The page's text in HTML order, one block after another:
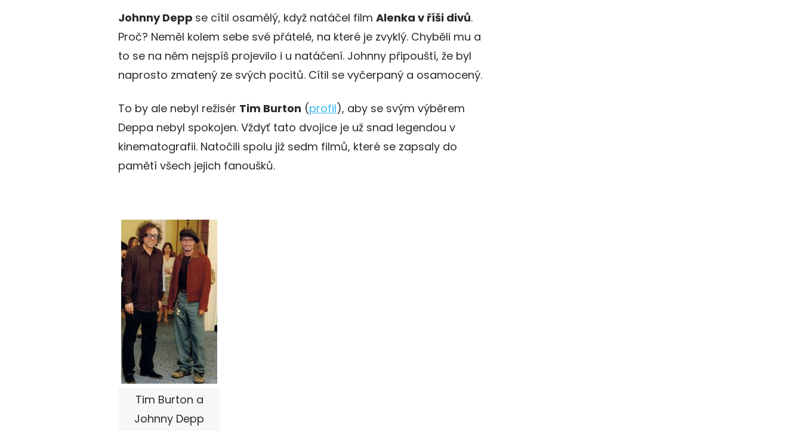
Johnny Depp se cítil osamělý, když natáčel film Alenka v říši divů.
Proč? Neměl kolem sebe své přátelé, na které je zvyklý. Chyběli mu a
to se na něm nejspíš projevilo i u natáčení. Johnny připouští, že byl
naprosto zmatený ze svých pocitů. Cítil se vyčerpaný a osamocený.
To by ale nebyl režisér Tim Burton (profil), aby se svým výběrem
Deppa nebyl spokojen. Vždyť tato dvojice je už snad legendou v
kinematografii. Natočili spolu již sedm filmů, které se zapsaly do
pamětí všech jejich fanoušků.
Tim Burton a
Johnny Depp